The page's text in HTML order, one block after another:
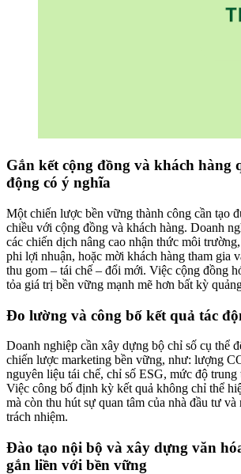
Gắn kết cộng đồng và khách hàng
động có ý nghĩa
Một chiến lược bền vững thành công cần tạo
chiều với cộng đồng và khách hàng. Doanh
các chiến dịch nâng cao nhận thức môi
phi lợi nhuận, hoặc mời khách hàng tham gia
thu gom – tái chế – đổi mới. Việc cộng đồng
tỏa giá trị bền vững mạnh mẽ hơn bất kỳ
Đo lường và công bố kết quả tác
Doanh nghiệp cần xây dựng bộ chỉ số cụ thể
chiến lược marketing bền vững, như: lượng
nguyên liệu tái chế, chỉ số ESG, mức độ
Việc công bố định kỳ kết quả không chỉ thể
mà còn thu hút sự quan tâm của nhà đầu tư
trách nhiệm.
Đào tạo nội bộ và xây dựng văn
gắn liền với bền vững